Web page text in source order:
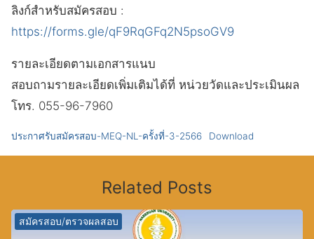
ลิงก์สำหรับสมัครสอบ :
https://forms.gle/qF9RqGFq2N5psoGV9
รายละเอียดตามเอกสารแนบ
สอบถามรายละเอียดเพิ่มเติมได้ที่ หน่วยวัดและประเมินผล
โทร. 055-96-7960
ประกาศรับสมัครสอบ-MEQ-NL-ครั้งที่-3-2566 Download
Related Posts
สมัครสอบ/ตรวจผลสอบ